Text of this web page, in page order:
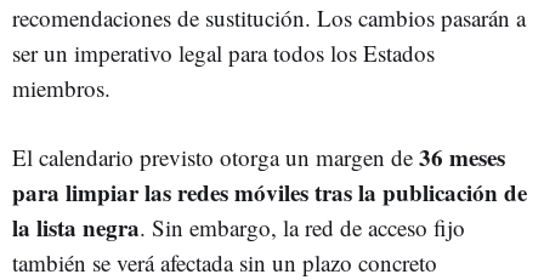
recomendaciones de sustitución. Los cambios pasarán a
ser un imperativo legal para todos los Estados
miembros.
El calendario previsto otorga un margen de 36 meses
para limpiar las redes móviles tras la publicación de
la lista negra. Sin embargo, la red de acceso fijo
también se verá afectada sin un plazo concreto